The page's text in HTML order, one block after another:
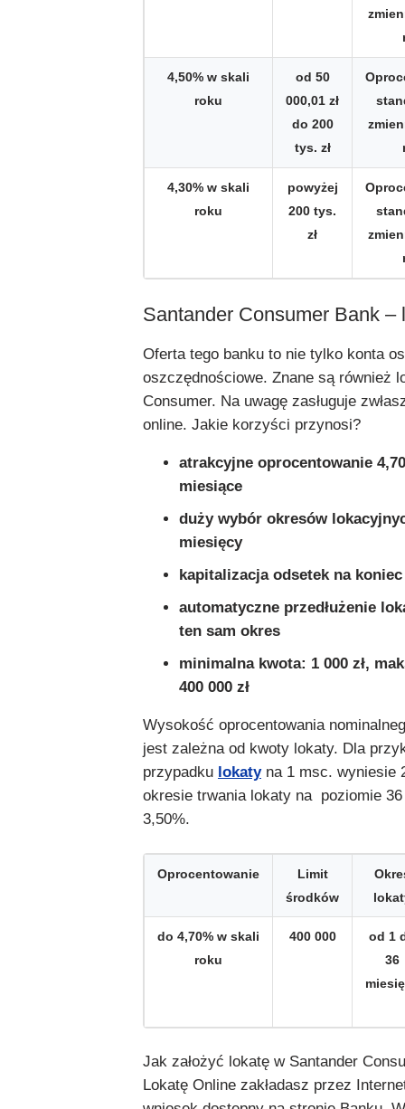
4,50% w skali
roku
od 50
000,01 zł
do 200
tys. zł
4,30% w skali
roku
powyżej
200 tys.
zł
Santander Consumer Bank –
Oferta tego banku to nie tylko konta
oszczędnościowe. Znane są również
Consumer. Na uwagę zasługuje
online. Jakie korzyści przynosi?
atrakcyjne oprocentowanie
miesiące
duży wybór okresów
miesięcy
kapitalizacja odsetek na
automatyczne przedłużenie
ten sam okres
minimalna kwota: 1 000 zł,
400 000 zł
Wysokość oprocentowania
jest zależna od kwoty lokaty. Dla
przypadku lokatyna 1 msc. wyniesie
okresie trwania lokaty na poziomie
3,50%.
Oprocentowanie
Limit
środków
do 4,70% w skali
roku
400 000
od 1
36
Jak założyć lokatę w Santander
Lokatę Online zakładasz przez